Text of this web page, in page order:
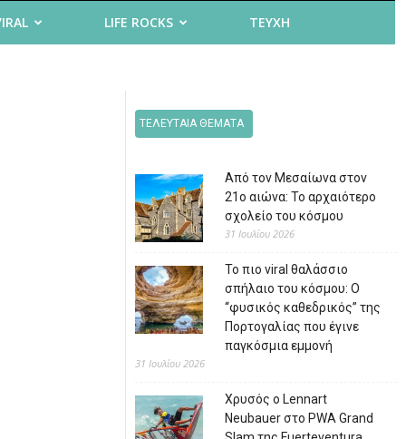
LIFE ROCKS ΤΕΥΧΗ
ΤΕΛΕΥΤΑΙΑ ΘΕΜΑΤΑ
Από τον Μεσαίωνα στον
21ο αιώνα: Το αρχαιότερο
σχολείο του κόσμου
31 Ιουλίου 2026
Το πιο viral θαλάσσιο
σπήλαιο του κόσμου: Ο
“φυσικός καθεδρικός” της
Πορτογαλίας που έγινε
παγκόσμια εμμονή
31 Ιουλίου 2026
Χρυσός ο Lennart
Neubauer στο PWA Grand